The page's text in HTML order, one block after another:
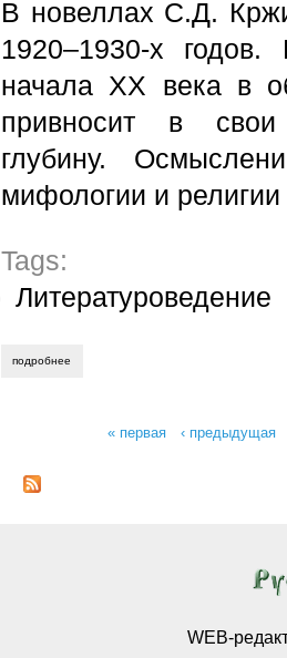
В новеллах С.Д.
1920–1930-х
начала XX века в
привносит в свои
глубину.
мифологии и религии
Tags:
Литературоведение
подробнее
« первая ‹ предыдущая
WEB-